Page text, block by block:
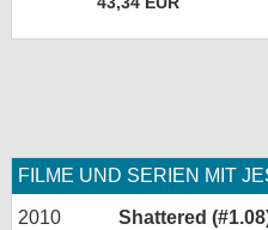
FILME UND SERIEN MIT
2010 Shattered